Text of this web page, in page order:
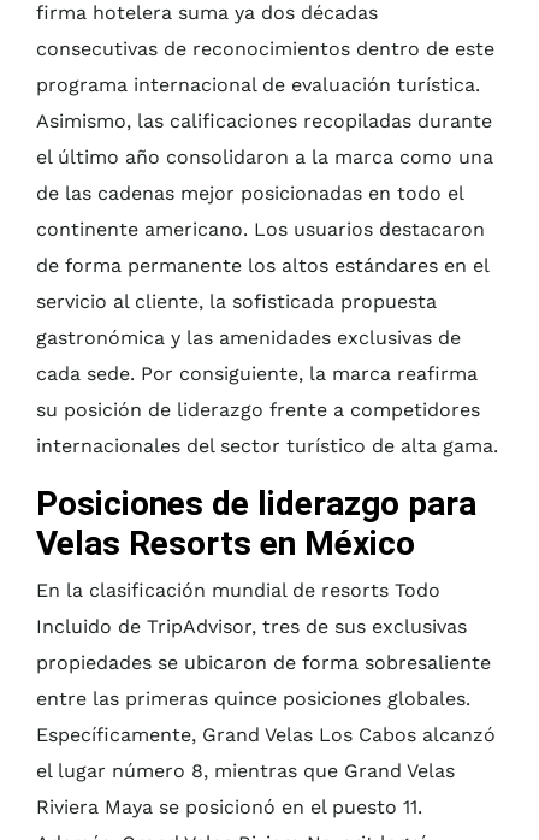
firma hotelera suma ya dos décadas
consecutivas de reconocimientos dentro de este
programa internacional de evaluación turística.
Asimismo, las calificaciones recopiladas durante
el último año consolidaron a la marca como una
de las cadenas mejor posicionadas en todo el
continente americano. Los usuarios destacaron
de forma permanente los altos estándares en el
servicio al cliente, la sofisticada propuesta
gastronómica y las amenidades exclusivas de
cada sede. Por consiguiente, la marca reafirma
su posición de liderazgo frente a competidores
internacionales del sector turístico de alta gama.
Posiciones de liderazgo para
Velas Resorts en México
En la clasificación mundial de resorts Todo
Incluido de TripAdvisor, tres de sus exclusivas
propiedades se ubicaron de forma sobresaliente
entre las primeras quince posiciones globales.
Específicamente, Grand Velas Los Cabos alcanzó
el lugar número 8, mientras que Grand Velas
Riviera Maya se posicionó en el puesto 11.